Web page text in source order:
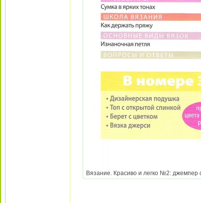
Вязание. Красиво и легко №2: джемпер